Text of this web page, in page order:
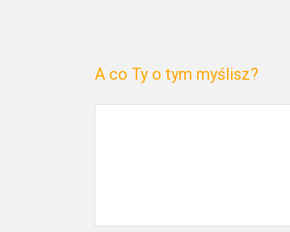
A co Ty o tym myślisz?